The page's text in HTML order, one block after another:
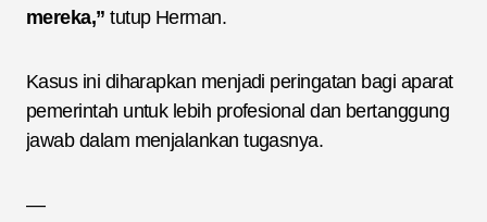
mereka,” tutup Herman.
Kasus ini diharapkan menjadi peringatan bagi aparat
pemerintah untuk lebih profesional dan bertanggung
jawab dalam menjalankan tugasnya.
—